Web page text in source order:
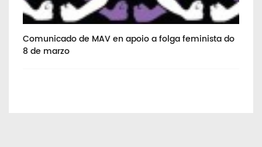
Comunicado de MAV en apoio a folga feminista do
8 de marzo